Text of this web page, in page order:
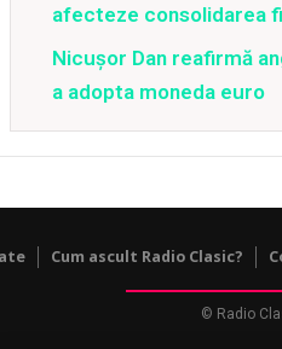
afecteze consolidarea
Nicușor Dan reafirmă
a adopta moneda euro
Cum ascult Radio Clasic?
© Radio